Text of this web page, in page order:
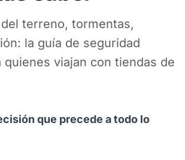
terreno, tormentas,
la guía de seguridad
quienes viajan con tiendas de
que precede a todo lo